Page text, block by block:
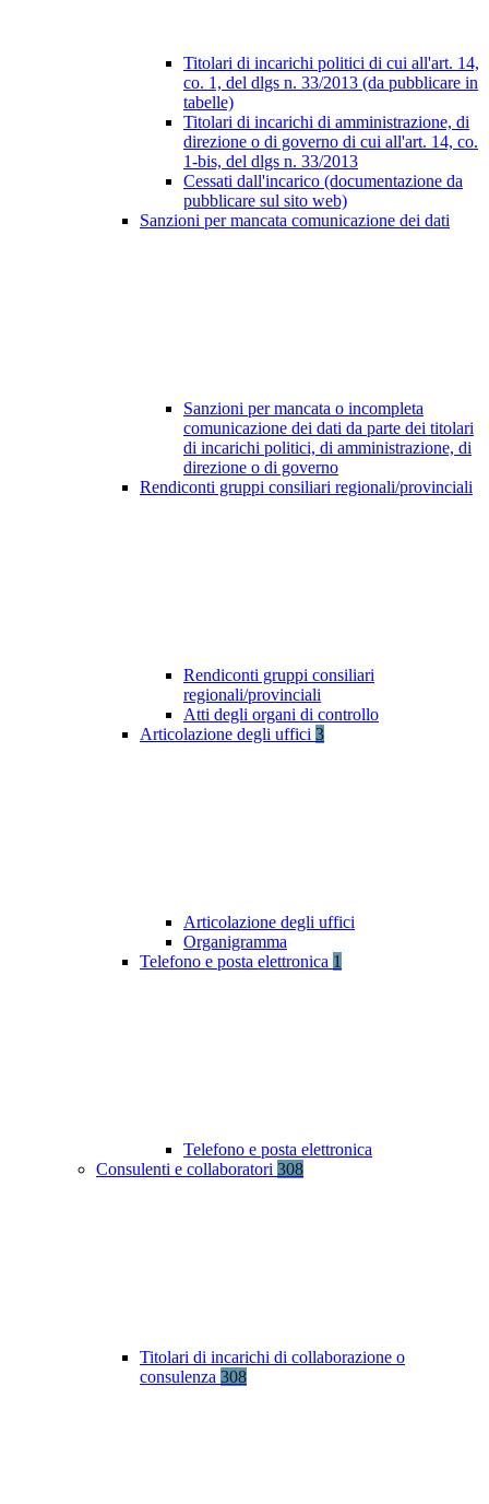
Titolari di incarichi politici di cui all'art. 14,
co. 1, del dlgs n. 33/2013 (da pubblicare in
tabelle)
Titolari di incarichi di amministrazione, di
direzione o di governo di cui all'art. 14, co.
1-bis, del dlgs n. 33/2013
Cessati dall'incarico (documentazione da
pubblicare sul sito web)
Sanzioni per mancata comunicazione dei dati
Sanzioni per mancata o incompleta
comunicazione dei dati da parte dei titolari
di incarichi politici, di amministrazione, di
direzione o di governo
Rendiconti gruppi consiliari regionali/provinciali
Rendiconti gruppi consiliari
regionali/provinciali
Atti degli organi di controllo
Articolazione degli uffici 3
Articolazione degli uffici
Organigramma
Telefono e posta elettronica 1
Telefono e posta elettronica
Consulenti e collaboratori 308
Titolari di incarichi di collaborazione o
consulenza 308